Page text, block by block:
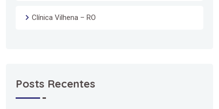
Clínica Vilhena – RO
Posts Recentes